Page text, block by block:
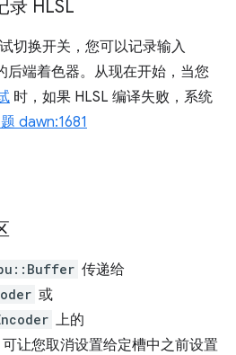
录 HLSL
切换开关，您可以记录输入
后端着色器。从现在开始，当您
时，如果 HLSL 编译失败，系统
dawn:1681
传递给
或
上的
可让您取消设置给定槽中之前设置